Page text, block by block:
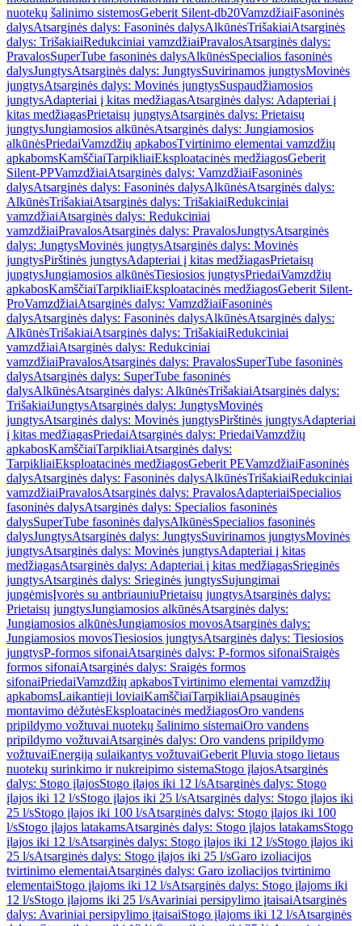
nuotekų šalinimo sistemosGeberit Silent-db20VamzdžiaiFasoninės
dalysAtsarginės dalys: Fasoninės dalysAlkūnėsTrišakiaiAtsarginės
dalys: TrišakiaiRedukciniai vamzdžiaiPravalosAtsarginės dalys:
PravalosSuperTube fasoninės dalysAlkūnėsSpecialios fasoninės
dalysJungtysAtsarginės dalys: JungtysSuvirinamos jungtysMovinės
jungtysAtsarginės dalys: Movinės jungtysSuspaudžiamosios
jungtysAdapteriai į kitas medžiagasAtsarginės dalys: Adapteriai į
kitas medžiagasPrietaisų jungtysAtsarginės dalys: Prietaisų
jungtysJungiamosios alkūnėsAtsarginės dalys: Jungiamosios
alkūnėsPriedaiVamzdžių apkabosTvirtinimo elementai vamzdžių
apkabomsKamščiaiTarpikliaiEksploatacinės medžiagosGeberit
Silent-PPVamzdžiaiAtsarginės dalys: VamzdžiaiFasoninės
dalysAtsarginės dalys: Fasoninės dalysAlkūnėsAtsarginės dalys:
AlkūnėsTrišakiaiAtsarginės dalys: TrišakiaiRedukciniai
vamzdžiaiAtsarginės dalys: Redukciniai
vamzdžiaiPravalosAtsarginės dalys: PravalosJungtysAtsarginės
dalys: JungtysMovinės jungtysAtsarginės dalys: Movinės
jungtysPirštinės jungtysAdapteriai į kitas medžiagasPrietaisų
jungtysJungiamosios alkūnėsTiesiosios jungtysPriedaiVamzdžių
apkabosKamščiaiTarpikliaiEksploatacinės medžiagosGeberit Silent-
ProVamzdžiaiAtsarginės dalys: VamzdžiaiFasoninės
dalysAtsarginės dalys: Fasoninės dalysAlkūnėsAtsarginės dalys:
AlkūnėsTrišakiaiAtsarginės dalys: TrišakiaiRedukciniai
vamzdžiaiAtsarginės dalys: Redukciniai
vamzdžiaiPravalosAtsarginės dalys: PravalosSuperTube fasoninės
dalysAtsarginės dalys: SuperTube fasoninės
dalysAlkūnėsAtsarginės dalys: AlkūnėsTrišakiaiAtsarginės dalys:
TrišakiaiJungtysAtsarginės dalys: JungtysMovinės
jungtysAtsarginės dalys: Movinės jungtysPirštinės jungtysAdapteriai
į kitas medžiagasPriedaiAtsarginės dalys: PriedaiVamzdžių
apkabosKamščiaiTarpikliaiAtsarginės dalys:
TarpikliaiEksploatacinės medžiagosGeberit PEVamzdžiaiFasoninės
dalysAtsarginės dalys: Fasoninės dalysAlkūnėsTrišakiaiRedukciniai
vamzdžiaiPravalosAtsarginės dalys: PravalosAdapteriaiSpecialios
fasoninės dalysAtsarginės dalys: Specialios fasoninės
dalysSuperTube fasoninės dalysAlkūnėsSpecialios fasoninės
dalysJungtysAtsarginės dalys: JungtysSuvirinamos jungtysMovinės
jungtysAtsarginės dalys: Movinės jungtysAdapteriai į kitas
medžiagasAtsarginės dalys: Adapteriai į kitas medžiagasSrieginės
jungtysAtsarginės dalys: Srieginės jungtysSujungimai
jungėmisĮvorės su antbriauniuPrietaisų jungtysAtsarginės dalys:
Prietaisų jungtysJungiamosios alkūnėsAtsarginės dalys:
Jungiamosios alkūnėsJungiamosios movosAtsarginės dalys:
Jungiamosios movosTiesiosios jungtysAtsarginės dalys: Tiesiosios
jungtysP-formos sifonaiAtsarginės dalys: P-formos sifonaiSraigės
formos sifonaiAtsarginės dalys: Sraigės formos
sifonaiPriedaiVamzdžių apkabosTvirtinimo elementai vamzdžių
apkabomsLaikantieji loviaiKamščiaiTarpikliaiApsauginės
montavimo dėžutėsEksploatacinės medžiagosOro vandens
pripildymo vožtuvai nuotekų šalinimo sistemaiOro vandens
pripildymo vožtuvaiAtsarginės dalys: Oro vandens pripildymo
vožtuvaiEnergiją sulaikantys vožtuvaiGeberit Pluvia stogo lietaus
nuotekų surinkimo ir nukreipimo sistemaStogo įlajosAtsarginės
dalys: Stogo įlajosStogo įlajos iki 12 l/sAtsarginės dalys: Stogo
įlajos iki 12 l/sStogo įlajos iki 25 l/sAtsarginės dalys: Stogo įlajos iki
25 l/sStogo įlajos iki 100 l/sAtsarginės dalys: Stogo įlajos iki 100
l/sStogo įlajos latakamsAtsarginės dalys: Stogo įlajos latakamsStogo
įlajos iki 12 l/sAtsarginės dalys: Stogo įlajos iki 12 l/sStogo įlajos iki
25 l/sAtsarginės dalys: Stogo įlajos iki 25 l/sGaro izoliacijos
tvirtinimo elementaiAtsarginės dalys: Garo izoliacijos tvirtinimo
elementaiStogo įlajoms iki 12 l/sAtsarginės dalys: Stogo įlajoms iki
12 l/sStogo įlajoms iki 25 l/sAvariniai persipylimo įtaisaiAtsarginės
dalys: Avariniai persipylimo įtaisaiStogo įlajoms iki 12 l/sAtsarginės